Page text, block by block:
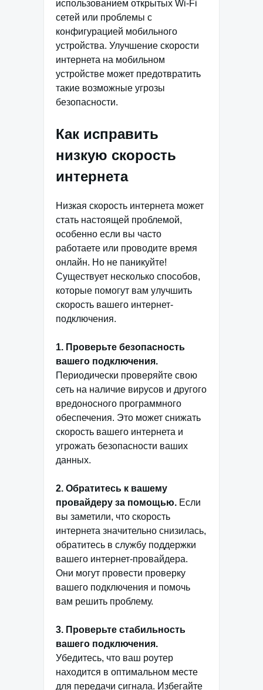
использованием открытых Wi-Fi
сетей или проблемы с
конфигурацией мобильного
устройства. Улучшение скорости
интернета на мобильном
устройстве может предотвратить
такие возможные угрозы
безопасности.
Как исправить
низкую скорость
интернета
Низкая скорость интернета может
стать настоящей проблемой,
особенно если вы часто
работаете или проводите время
онлайн. Но не паникуйте!
Существует несколько способов,
которые помогут вам улучшить
скорость вашего интернет-
подключения.
1. Проверьте безопасность
вашего подключения.
Периодически проверяйте свою
сеть на наличие вирусов и другого
вредоносного программного
обеспечения. Это может снижать
скорость вашего интернета и
угрожать безопасности ваших
данных.
2. Обратитесь к вашему
провайдеру за помощью. Если
вы заметили, что скорость
интернета значительно снизилась,
обратитесь в службу поддержки
вашего интернет-провайдера.
Они могут провести проверку
вашего подключения и помочь
вам решить проблему.
3. Проверьте стабильность
вашего подключения.
Убедитесь, что ваш роутер
находится в оптимальном месте
для передачи сигнала. Избегайте